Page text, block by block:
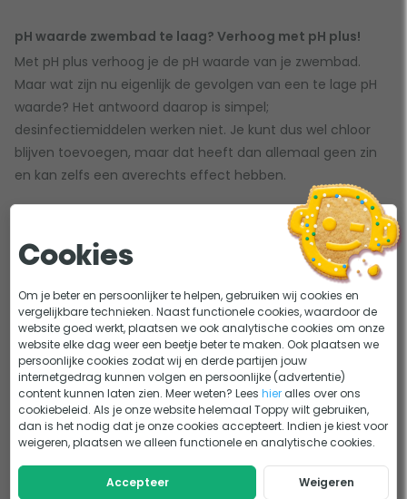
pH waarde zwembad te laag? Verhoog met pH plus!
Met pH plus verhoog je de pH waarde van je zwembad.
Maar wat zijn nu eigenlijk de gevolgen van een te lage pH
waarde? Het antwoord daarop is simpel;
desinfectiemiddelen werken niet. Je kunt dus wel chloor
blijven toevoegen, maar dat heeft dan allemaal geen zin
en kan zelfs een averechts effect hebben.
Wanneer je desinfectiemiddelen, zoals
chloor, toe blijft
voegen terwijl de ph waarde van je zwembad te laag is,
wordt het chloorgehalte in je zwembadwater veel te hoog.
Je krijgt dan te maken met 'gebonden chloor'. Dit chloor is
als het ware 'dood' en doet niks meer. De werking is er
vanaf. Het is een soort stoffelijk overschot geworden en
zorgt ervoor dat het water alleen maar viezer wordt. Dit
voorkom je allemaal door simpelweg de pH waarde te
verhogen naar ongeveer 7,4. Je kunt het vergelijken met
de bouw van een huis; de muren zijn
en het dak is
'chloor'. Storten de muren (pH) in? Dan stort het dak
Cookies
Om je beter en persoonlijker te helpen, gebruiken wij cookies en
vergelijkbare technieken. Naast functionele cookies, waardoor de
website goed werkt, plaatsen we ook analytische cookies om onze
website elke dag weer een beetje beter te maken. Ook plaatsen we
persoonlijke cookies zodat wij en derde partijen jouw
internetgedrag kunnen volgen en persoonlijke (advertentie)
content kunnen laten zien. Meer weten? Leeshier alles over ons
cookiebeleid. Als je onze website helemaal Toppy wilt gebruiken,
dan is het nodig dat je onze cookies accepteert. Indien je kiest voor
weigeren, plaatsen we alleen functionele en analytische cookies.
Accepteer Weigeren